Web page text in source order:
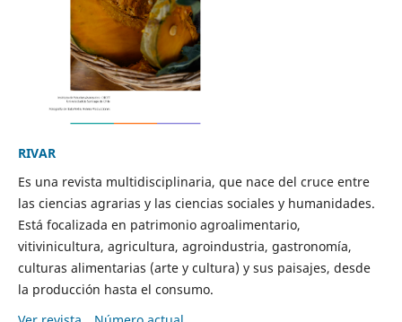
RIVAR
Es una revista multidisciplinaria, que nace del cruce entre
las ciencias agrarias y las ciencias sociales y humanidades.
Está focalizada en patrimonio agroalimentario,
vitivinicultura, agricultura, agroindustria, gastronomía,
culturas alimentarias (arte y cultura) y sus paisajes, desde
la producción hasta el consumo.